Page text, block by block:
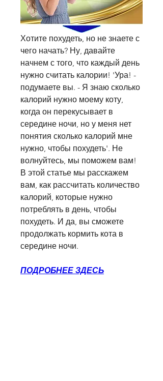
Хотите похудеть, но не знаете с
чего начать? Ну, давайте
начнем с того, что каждый день
нужно считать калории! 'Ура! -
подумаете вы. - Я знаю сколько
калорий нужно моему коту,
когда он перекусывает в
середине ночи, но у меня нет
понятия сколько калорий мне
нужно, чтобы похудеть'. Не
волнуйтесь, мы поможем вам!
В этой статье мы расскажем
вам, как рассчитать количество
калорий, которые нужно
потреблять в день, чтобы
похудеть. И да, вы сможете
продолжать кормить кота в
середине ночи.
ПОДРОБНЕЕ ЗДЕСЬ